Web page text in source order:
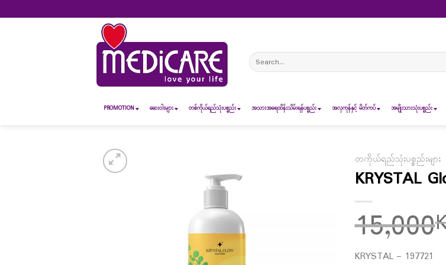
to
Search
for:
PROMOTION ဆေး၀ါးများ တစ်ကိုယ်ရည်သုံးပစ္စည်း အသားအရေထိန်းသိမ်းရန်ပစ္စည်း အလှကုန်နှင့် မိတ်ကပ် အမျိုးသားသုံးပစ္စည်း
တကိုယ်ရည်သုံးပစ္စည်းများ
KRYSTAL
15,000
KRYSTAL – 197721